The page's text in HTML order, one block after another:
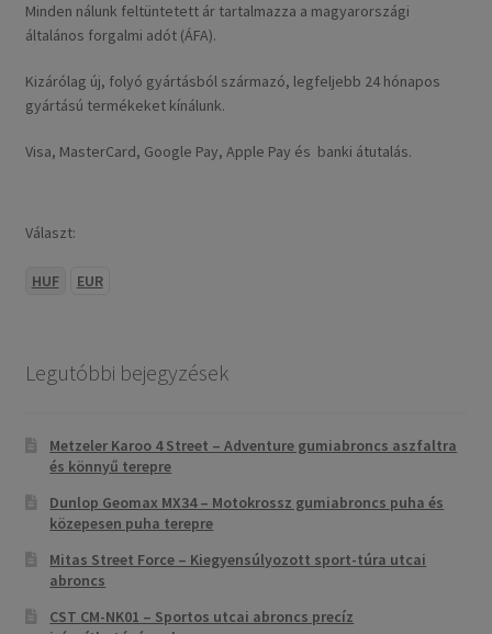
Minden nálunk feltüntetett ár tartalmazza a magyarországi
általános forgalmi adót (ÁFA).
Kizárólag új, folyó gyártásból származó, legfeljebb 24 hónapos
gyártású termékeket kínálunk.
Visa, MasterCard, Google Pay, Apple Pay és banki átutalás.
Választ:
HUF EUR
Legutóbbi bejegyzések
Metzeler Karoo 4 Street – Adventure gumiabroncs aszfaltra
és könnyű terepre
Dunlop Geomax MX34 – Motokrossz gumiabroncs puha és
közepesen puha terepre
Mitas Street Force – Kiegyensúlyozott sport-túra utcai
abroncs
CST CM-NK01 – Sportos utcai abroncs precíz